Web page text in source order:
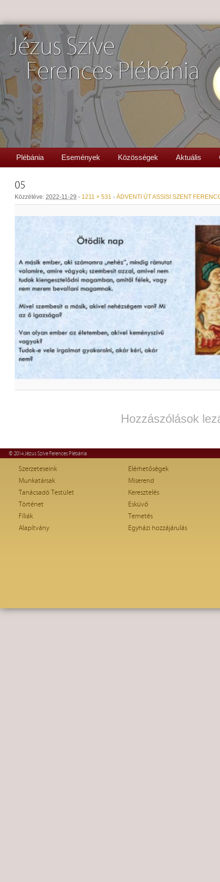
Jézus Szíve
Ferences Plébánia
Plébánia Események Közösségek Aktuális
05
Közzétéve: 2022-11-29 - 1211 × 531 - ÁDVENTI ÚT ASSISI SZENT
Hozzászólások
© 2014 Jézus Szíve Ferences Plébánia
Szerzeteseink
Munkatársak
Tanácsadó Testület
Történet
Fíliák
Alapítvány
Elérhetőségek
Miserend
Keresztelés
Esküvő
Temetés
Egyházi hozzájárulás